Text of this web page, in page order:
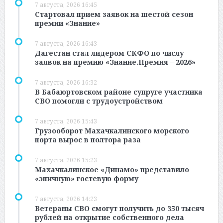
7 августа, 2026 16:45
Стартовал прием заявок на шестой сезон
премии «Знание»
7 августа, 2026 16:43
Дагестан стал лидером СКФО по числу
заявок на премию «Знание.Премия – 2026»
7 августа, 2026 16:32
В Бабаюртовском районе супруге участника
СВО помогли с трудоустройством
7 августа, 2026 15:43
Грузооборот Махачкалинского морского
порта вырос в полтора раза
7 августа, 2026 15:23
Махачкалинское «Динамо» представило
«эпичную» гостевую форму
7 августа, 2026 14:23
Ветераны СВО смогут получить до 350 тысяч
рублей на открытие собственного дела